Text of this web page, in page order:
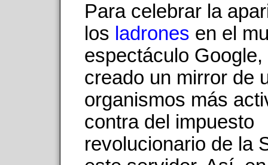
Para celebrar la
los ladrones en el
espectáculo Google,
creado un mirror de
organismos más
contra del impuesto
revolucionario de la